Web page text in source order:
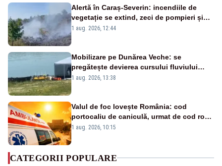
Alertă în Caraș-Severin: incendiile de
vegetație se extind, zeci de pompieri și
silvicultori se luptă cu flăcările - VIDEO
1 aug. 2026, 12:44
Mobilizare pe Dunărea Veche: se
pregătește devierea cursului fluviului
către Cernavodă – VIDEO
1 aug. 2026, 13:38
Valul de foc lovește România: cod
portocaliu de caniculă, urmat de cod roșu
duminică. Temperaturile urcă spre 40°C
1 aug. 2026, 10:15
CATEGORII POPULARE